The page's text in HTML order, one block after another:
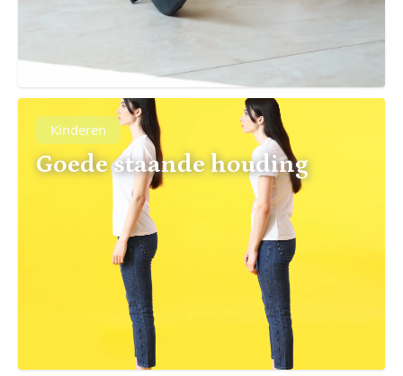
Kinderen
Goede staande houding